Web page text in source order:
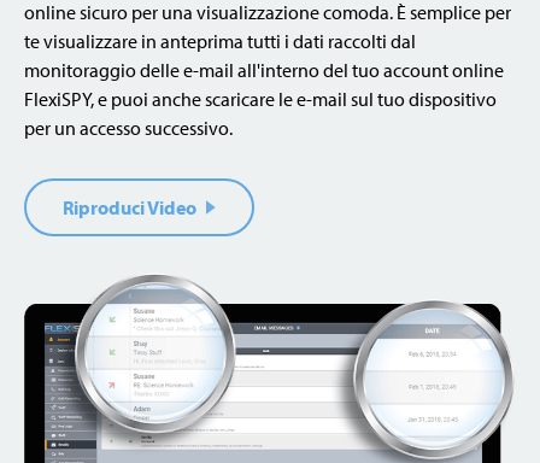
online sicuro per una visualizzazione comoda. È semplice per
te visualizzare in anteprima tutti i dati raccolti dal
monitoraggio delle e-mail all'interno del tuo account online
FlexiSPY, e puoi anche scaricare le e-mail sul tuo dispositivo
per un accesso successivo.
Riproduci Video